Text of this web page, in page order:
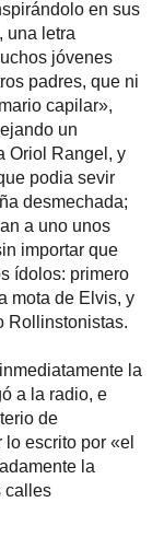
en sus
una letra
jóvenes
padres, que ni
capilar»,
un
Oriol Rangel, y
podia sevir
desmechada;
a uno unos
importar que
ídolos: primero
mota de Elvis, y
Rollinstonistas.
la
a la radio, e
de
escrito por «el
la
calles